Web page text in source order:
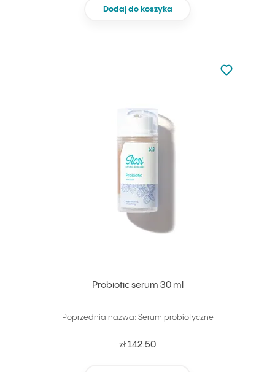
Dodaj do koszyka
Probiotic serum 30 ml
Poprzednia nazwa: Serum probiotyczne
zł 142.50
Nie dodano
Dodaj do